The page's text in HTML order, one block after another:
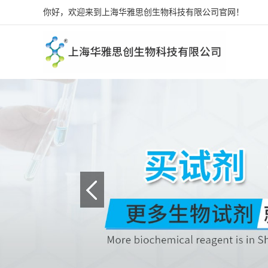
你好，欢迎来到上海华雅思创生物科技有限公司官网！